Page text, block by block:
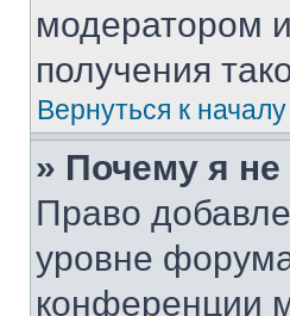
модератором
получения
Вернуться к началу
» Почему я
Право
уровне
конференции